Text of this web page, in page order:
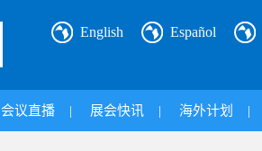
English Español
会议直播 | 展会快讯 | 海外计划 |